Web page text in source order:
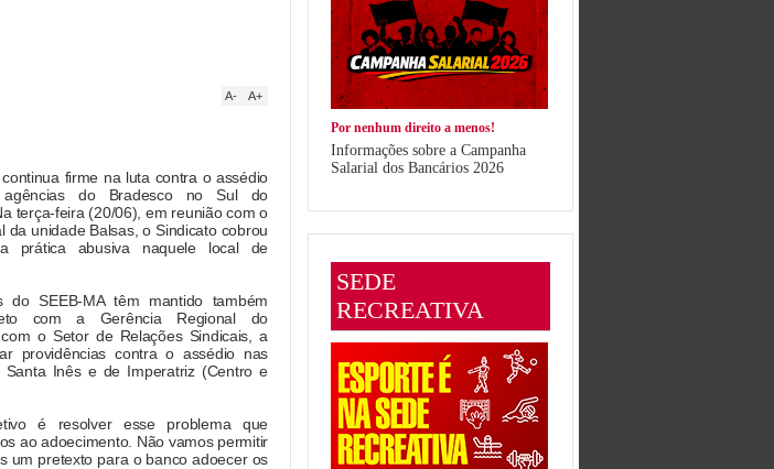
A+
A-
firme na luta contra o assédio
do Bradesco no Sul do
terça-feira (20/06), em reunião com o
da unidade Balsas, o Sindicato cobrou
prática abusiva naquele local de
do SEEB-MA têm mantido também
com a Gerência Regional do
o Setor de Relações Sindicais, a
providências contra o assédio nas
Santa Inês e de Imperatriz (Centro e
é resolver esse problema que
ao adoecimento. Não vamos permitir
um pretexto para o banco adoecer os
Por nenhum direito a menos!
Informações sobre a Campanha
Salarial dos Bancários 2026
SEDE
RECREATIVA